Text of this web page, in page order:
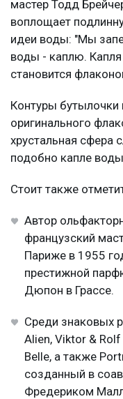
мастер Тодд
воплощает
идеи воды: "Мы
воды - каплю.
становится
Контуры
оригинального
хрустальная сфера
подобно капле
Стоит также
Автор
французский
Париже в 1955
престижной
Дюпон в Грассе.
Среди знаковых
Alien, Viktor &
Belle, а также
созданный в
Фредериком